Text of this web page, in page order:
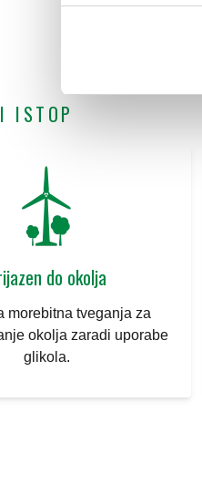
ISTOP
do okolja
morebitna tveganja za
okolja zaradi uporabe
glikola.